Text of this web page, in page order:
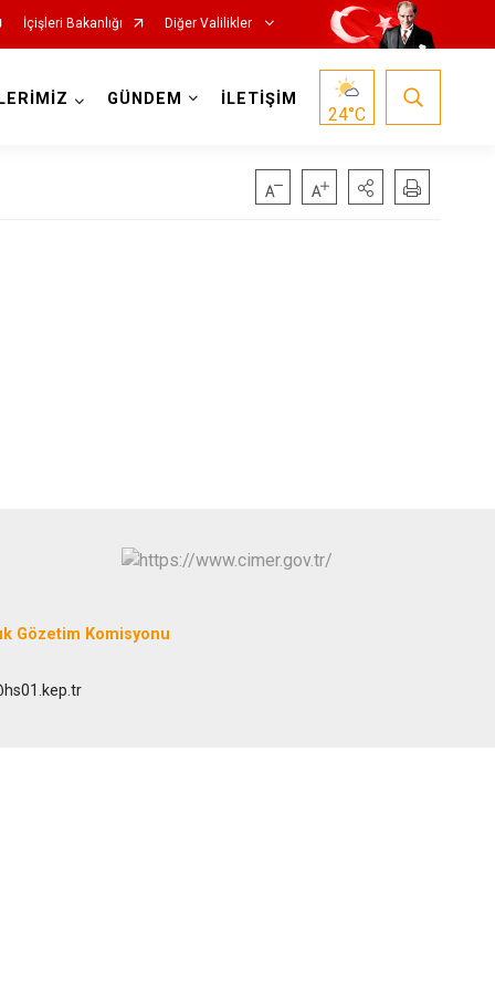
İçişleri Bakanlığı Diğer Valilikler
GÜNDEM İLETİŞİM
24°C
Gözetim Komisyonu